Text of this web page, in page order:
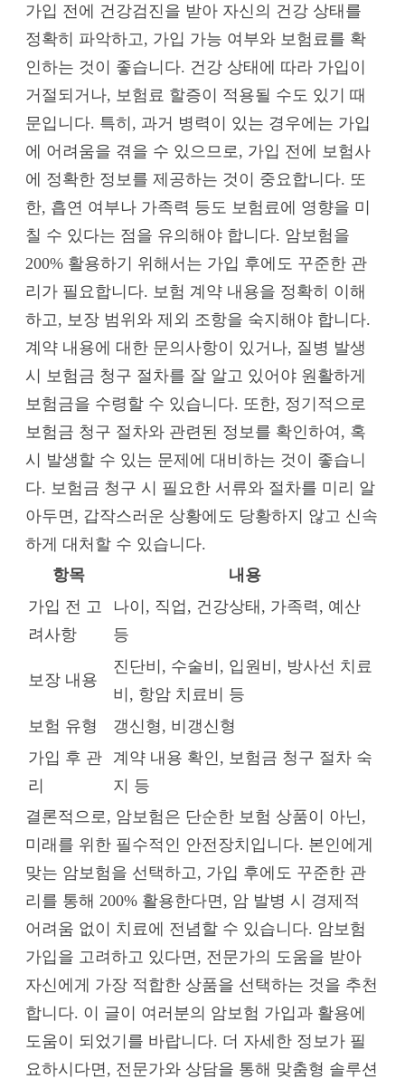
가입 전에 건강검진을 받아 자신의 건강 상태를
정확히 파악하고, 가입 가능 여부와 보험료를 확
인하는 것이 좋습니다. 건강 상태에 따라 가입이
거절되거나, 보험료 할증이 적용될 수도 있기 때
문입니다. 특히, 과거 병력이 있는 경우에는 가입
에 어려움을 겪을 수 있으므로, 가입 전에 보험사
에 정확한 정보를 제공하는 것이 중요합니다. 또
한, 흡연 여부나 가족력 등도 보험료에 영향을 미
칠 수 있다는 점을 유의해야 합니다. 암보험을
200% 활용하기 위해서는 가입 후에도 꾸준한 관
리가 필요합니다. 보험 계약 내용을 정확히 이해
하고, 보장 범위와 제외 조항을 숙지해야 합니다.
계약 내용에 대한 문의사항이 있거나, 질병 발생
시 보험금 청구 절차를 잘 알고 있어야 원활하게
보험금을 수령할 수 있습니다. 또한, 정기적으로
보험금 청구 절차와 관련된 정보를 확인하여, 혹
시 발생할 수 있는 문제에 대비하는 것이 좋습니
다. 보험금 청구 시 필요한 서류와 절차를 미리 알
아두면, 갑작스러운 상황에도 당황하지 않고 신속
하게 대처할 수 있습니다.
항목
내용
가입 전 고
려사항
나이, 직업, 건강상태, 가족력, 예산
등
보장 내용
진단비, 수술비, 입원비, 방사선 치료
비, 항암 치료비 등
보험 유형
갱신형, 비갱신형
가입 후 관
리
계약 내용 확인, 보험금 청구 절차 숙
지 등
결론적으로, 암보험은 단순한 보험 상품이 아닌,
미래를 위한 필수적인 안전장치입니다. 본인에게
맞는 암보험을 선택하고, 가입 후에도 꾸준한 관
리를 통해 200% 활용한다면, 암 발병 시 경제적
어려움 없이 치료에 전념할 수 있습니다. 암보험
가입을 고려하고 있다면, 전문가의 도움을 받아
자신에게 가장 적합한 상품을 선택하는 것을 추천
합니다. 이 글이 여러분의 암보험 가입과 활용에
도움이 되었기를 바랍니다. 더 자세한 정보가 필
요하시다면, 전문가와 상담을 통해 맞춤형 솔루션